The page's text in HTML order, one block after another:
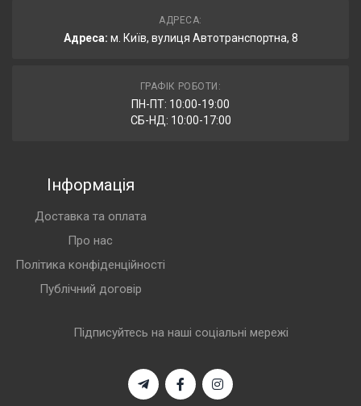
АДРЕСА:
Адреса: м. Київ, вулиця Автотранспортна, 8
ГРАФІК РОБОТИ:
ПН-ПТ: 10:00-19:00
СБ-НД: 10:00-17:00
Інформація
Доставка та оплата
Про нас
Політика конфіденційності
Публічний договір
Підписуйтесь на наші соціальні мережі